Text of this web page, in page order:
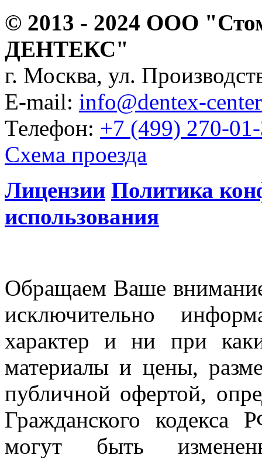
© 2013 - 2024 ООО
ДЕНТЕКС"
г. Москва, ул.
E-mail: info@dentex-
Телефон: +7 (499) 270-
Схема проезда
Лицензии Политика
использования
Обращаем Ваше
исключительно
характер и ни при
материалы и цены,
публичной офертой,
Гражданского
могут быть